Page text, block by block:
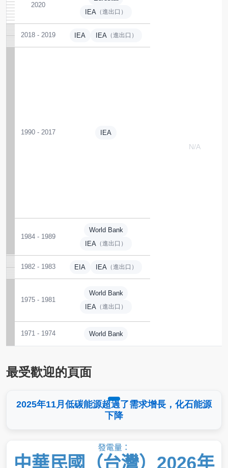
N/A
2020
IEA （進出口）
2018 - 2019 IEA IEA （進出口）
1990 - 2017 IEA
1984 - 1989
World Bank
IEA （進出口）
1982 - 1983 EIA IEA （進出口）
1975 - 1981
World Bank
IEA （進出口）
1971 - 1974 World Bank
最受歡迎的頁面
2025年11月低碳能源超過了需求增長，化石能源
下降